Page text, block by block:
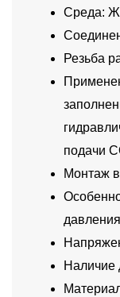
Среда:
Резьба
подачи
Монтаж
Наличие